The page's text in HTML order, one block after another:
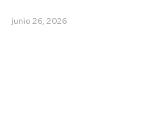
junio 26, 2026